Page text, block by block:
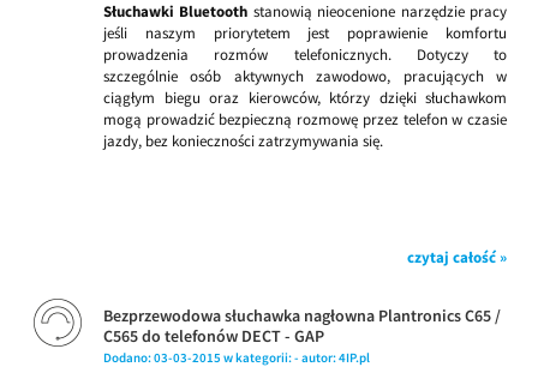
Słuchawki Bluetooth stanowią nieocenione narzędzie pracy
jeśli naszym priorytetem jest poprawienie komfortu
prowadzenia rozmów telefonicznych. Dotyczy to
szczególnie osób aktywnych zawodowo, pracujących w
ciągłym biegu oraz kierowców, którzy dzięki słuchawkom
mogą prowadzić bezpieczną rozmowę przez telefon w czasie
jazdy, bez konieczności zatrzymywania się.
czytaj całość »
Bezprzewodowa słuchawka nagłowna Plantronics C65 /
C565 do telefonów DECT - GAP
Dodano:03-03-2015 w kategorii:- autor:4IP.pl